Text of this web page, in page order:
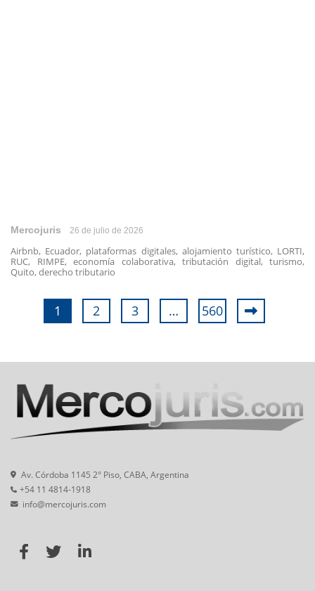
Mercojuris 26 de julio de 2026
Airbnb, Ecuador, plataformas digitales, alojamiento turístico, LORTI,
RUC, RIMPE, economía colaborativa, tributación digital, turismo,
Quito, derecho tributario
1 2 3 … 560
Av. Córdoba 1145 2° Piso, CABA, Argentina
+54 11 4814-1918
info@mercojuris.com